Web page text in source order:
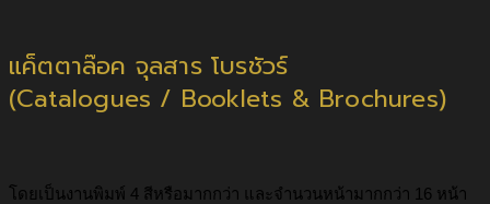
แค็ตตาล๊อค จุลสาร โบรชัวร์
(Catalogues / Booklets & Brochures)
โดยเป็นงานพิมพ์ 4 สีหรือมากกว่า และจํานวนหน้ามากกว่า 16 หน้า